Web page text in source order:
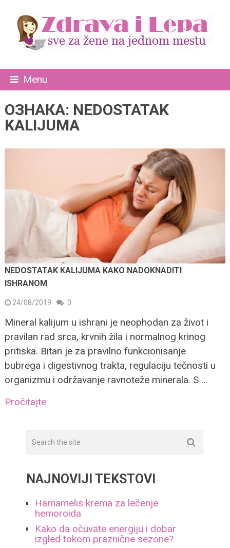
Menu
ОЗНАКА: NEDOSTATAK
KALIJUMA
NEDOSTATAK KALIJUMA KAKO NADOKNADITI
ISHRANOM
24/08/2019 0
Mineral kalijum u ishrani je neophodan za život i
pravilan rad srca, krvnih žila i normalnog krinog
pritiska. Bitan je za pravilno funkcionisanje
bubrega i digestivnog trakta, regulaciju tečnosti u
organizmu i održavanje ravnoteže minerala. S …
Pročitajte
NAJNOVIJI TEKSTOVI
Hamamelis krema za lečenje
hemoroida
Kako da očuvate energiju i dobar
izgled tokom praznične sezone?